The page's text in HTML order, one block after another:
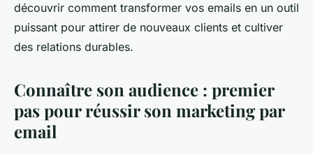
découvrir comment transformer vos emails en un outil
puissant pour attirer de nouveaux clients et cultiver
des relations durables.
Connaître son audience : premier
pas pour réussir son marketing par
email